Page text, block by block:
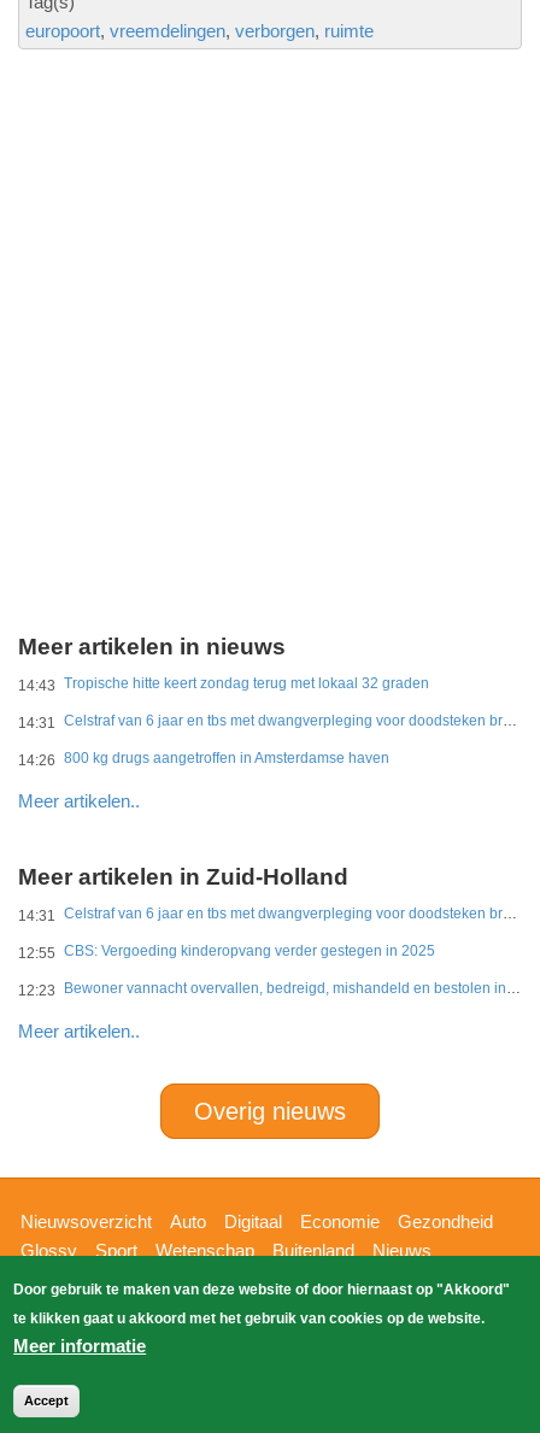
europoort vreemdelingen verborgen ruimte
Meer artikelen in nieuws
14:43 Tropische hitte keert zondag terug met lokaal 32 graden
14:31 Celstraf van 6 jaar en tbs met dwangverpleging voor doodsteken broer in Gouda
14:26 800 kg drugs aangetroffen in Amsterdamse haven
Meer artikelen..
Meer artikelen in Zuid-Holland
14:31 Celstraf van 6 jaar en tbs met dwangverpleging voor doodsteken broer in Gouda
12:55 CBS: Vergoeding kinderopvang verder gestegen in 2025
12:23 Bewoner vannacht overvallen, bedreigd, mishandeld en bestolen in Leidschendam
Meer artikelen..
Overig nieuws
Hoofdnavigatie
Nieuwsoverzicht Auto Digitaal Economie
Gezondheid
Glossy
Sport Wetenschap Buitenland
Nieuws
Bizzpress
Blik op 112 Provincies
Weekoverzicht
Zoeken
Copyright Blik Op Nieuws 2026gehost
Door gebruik te maken van deze website of door hiernaast op "Akkoord"
te klikken gaat u akkoord met het gebruik van cookies op de website.
Meer informatie
Accept